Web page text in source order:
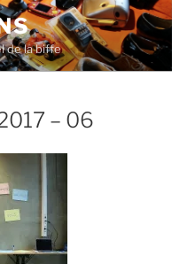
de la biffe
– 06